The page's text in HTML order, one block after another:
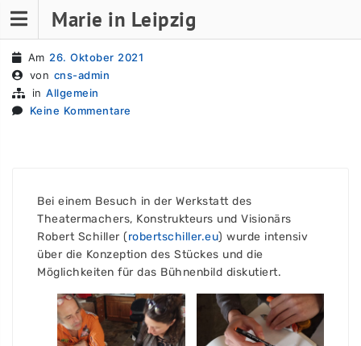
Skip
content
Marie in Leipzig
Arbeitsbesuch bei Robert Schiller
Am 26. Oktober 2021
von cns-admin
in Allgemein
Keine Kommentare
Bei einem Besuch in der Werkstatt des
Theatermachers, Konstrukteurs und Visionärs
Robert Schiller (robertschiller.eu) wurde intensiv
über die Konzeption des Stückes und die
Möglichkeiten für das Bühnenbild diskutiert.